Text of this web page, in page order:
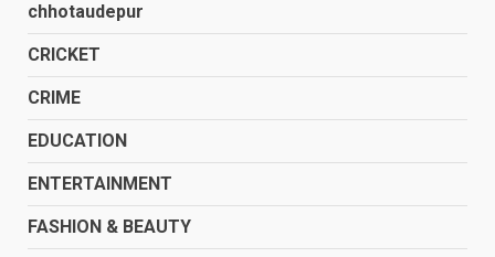
chhotaudepur
CRICKET
CRIME
EDUCATION
ENTERTAINMENT
FASHION & BEAUTY